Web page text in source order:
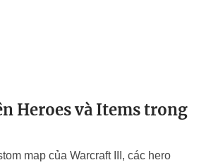
Heroes và Items trong
map của Warcraft III, các hero